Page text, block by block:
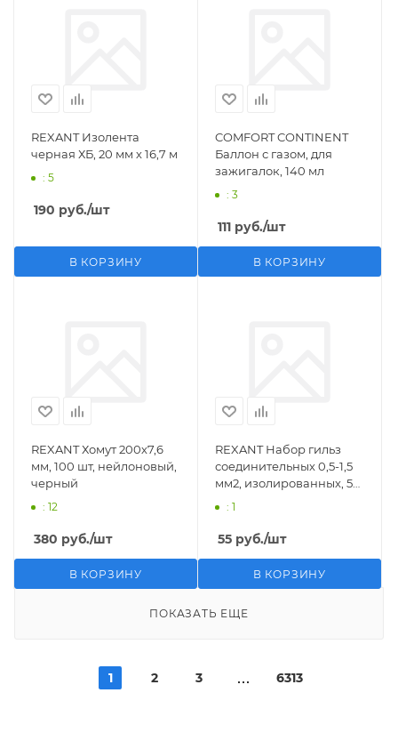
REXANT Изолента
черная ХБ, 20 мм х 16,7 м
: 5
190 руб./шт
В КОРЗИНУ
COMFORT CONTINENT
Баллон с газом, для
зажигалок, 140 мл
: 3
111 руб./шт
В КОРЗИНУ
REXANT Хомут 200х7,6
мм, 100 шт, нейлоновый,
черный
: 12
380 руб./шт
В КОРЗИНУ
REXANT Набор гильз
соединительных 0,5-1,5
мм2, изолированных, 5
: 1
55 руб./шт
В КОРЗИНУ
ПОКАЗАТЬ ЕЩЕ
1 2 3 6313